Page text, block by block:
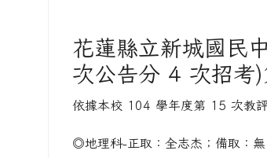
花蓮縣立新城國民
次公告分 4 次招考
依據本校 104 學年度第 15 次教評
◎地理科-正取：全志杰；備取：無